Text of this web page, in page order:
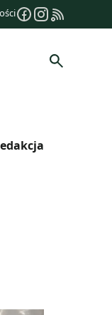
Szukaj